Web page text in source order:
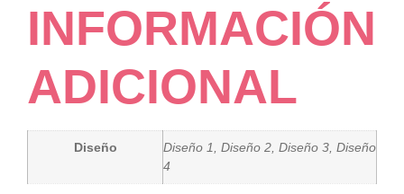
INFORMACIÓN
ADICIONAL
Diseño
Diseño 1, Diseño 2, Diseño 3, Diseño
4